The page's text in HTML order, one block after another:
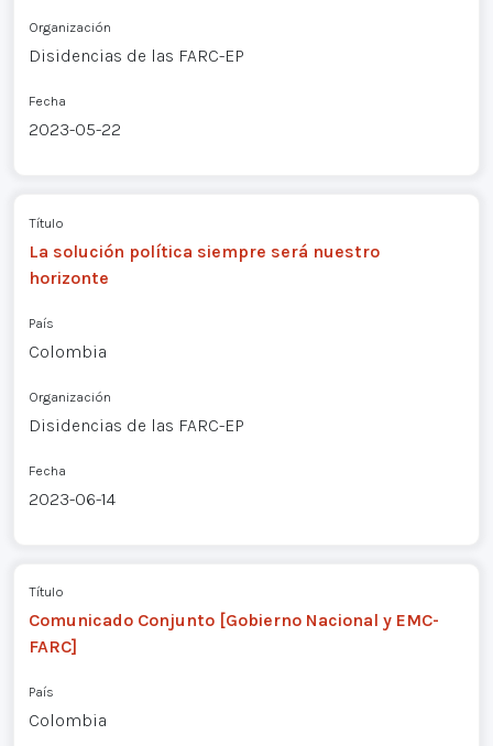
Organización
Disidencias de las FARC-EP
Fecha
2023-05-22
Título
La solución política siempre será nuestro
horizonte
País
Colombia
Organización
Disidencias de las FARC-EP
Fecha
2023-06-14
Título
Comunicado Conjunto [Gobierno Nacional y EMC-
FARC]
País
Colombia